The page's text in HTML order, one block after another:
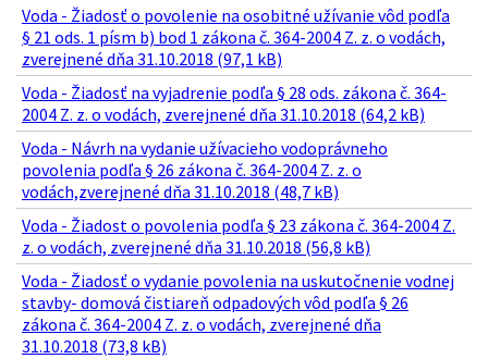
Voda - Žiadosť o povolenie na osobitné užívanie vôd podľa
§ 21 ods. 1 písm b) bod 1 zákona č. 364-2004 Z. z. o vodách,
zverejnené dňa 31.10.2018 (97,1 kB)
Voda - Žiadosť na vyjadrenie podľa § 28 ods. zákona č. 364-
2004 Z. z. o vodách, zverejnené dňa 31.10.2018 (64,2 kB)
Voda - Návrh na vydanie užívacieho vodoprávneho
povolenia podľa § 26 zákona č. 364-2004 Z. z. o
vodách,zverejnené dňa 31.10.2018 (48,7 kB)
Voda - Žiadost o povolenia podľa § 23 zákona č. 364-2004 Z.
z. o vodách, zverejnené dňa 31.10.2018 (56,8 kB)
Voda - Žiadosť o vydanie povolenia na uskutočnenie vodnej
stavby- domová čistiareň odpadových vôd podľa § 26
zákona č. 364-2004 Z. z. o vodách, zverejnené dňa
31.10.2018 (73,8 kB)